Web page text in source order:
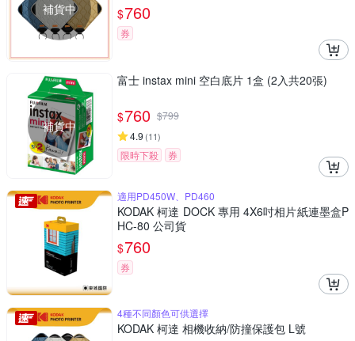
補貨中 $760
券
補貨中
富士 instax mini 空白底片 1盒 (2入共20張)
$760 $799
4.9 (11)
限時下殺 券
適用PD450W、PD460
KODAK 柯達 DOCK 專用 4X6吋相片紙連墨盒P
HC-80 公司貨
$760
券
4種不同顏色可供選擇
KODAK 柯達 相機收納/防撞保護包 L號